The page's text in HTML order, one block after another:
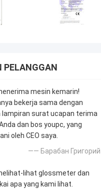
PELANGGAN
mesin kemarin!
bekerja sama dengan
lampiran surat ucapan terima
dan bos youpc, yang
oleh CEO saya.
—— Барабан Григорий
lihat glossmeter dan
apa yang kami lihat.